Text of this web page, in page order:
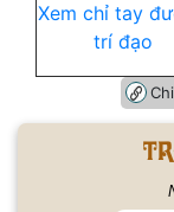
Xem chỉ tay
trí đạo